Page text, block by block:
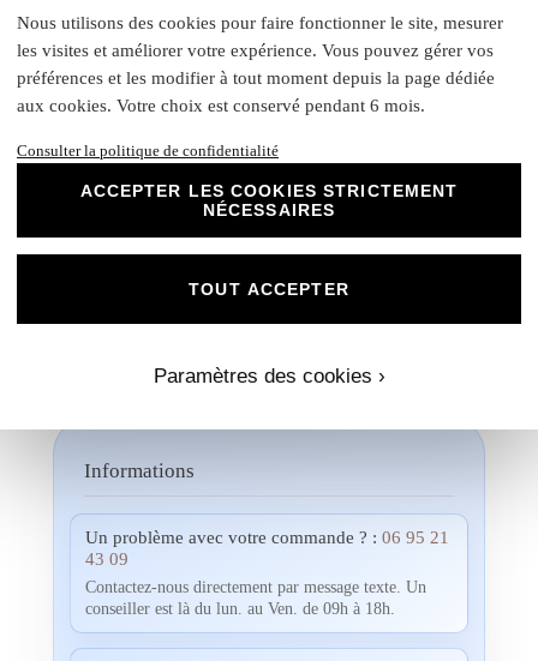
tout en œuvre pour vous offrir des produits
d'exception qui répondent à vos attentes les
plus exigeantes. Faites confiance à notre
expertise et à notre passion pour vous
accompagner dans la réalisation de vos
projets évènementiels.
Une fois votre commande passée, si vous souhaitez
visualiser un aperçu avec vos propres photos, textes et
couleurs, un créateur vous contactera. Ensemble, vous
couleurs et de toute autre modification que vous souhaitez
Informations
Un problème avec votre commande ? : 06 95 21
43 09
Contactez-nous directement par message texte. Un
conseiller est là du lun. au Ven. de 09h à 18h.
Nous utilisons des cookies pour faire fonctionner le site, mesurer
les visites et améliorer votre expérience. Vous pouvez gérer vos
préférences et les modifier à tout moment depuis la page dédiée
aux cookies. Votre choix est conservé pendant 6 mois.
Consulter la politique de confidentialité
ACCEPTER LES COOKIES STRICTEMENT
NÉCESSAIRES
Paramètres des cookies ›
TOUT ACCEPTER